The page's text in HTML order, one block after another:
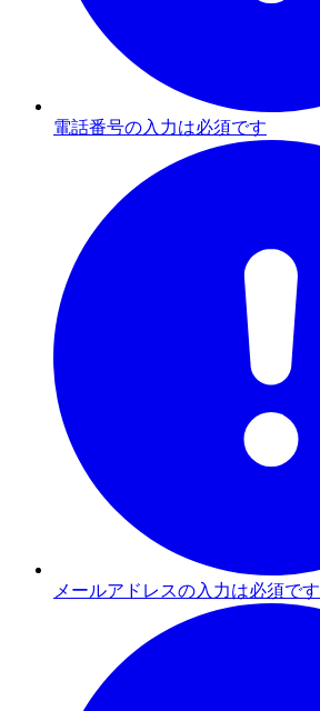
電話番号の入力は必須です
メールアドレスの入力は必須です